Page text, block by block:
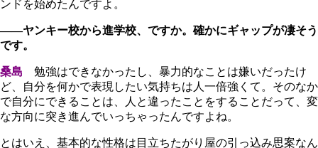
ンドを始めたんですよ。
――ヤンキー校から進学校、ですか。確かにギャップが凄そう
です。
桑島 勉強はできなかったし、暴力的なことは嫌いだったけ
ど、自分を何かで表現したい気持ちは人一倍強くて。そのなか
で自分にできることは、人と違ったことをすることだって、変
な方向に突き進んでいっちゃったんですよね。
とはいえ、基本的な性格は目立ちたがり屋の引っ込み思案なん